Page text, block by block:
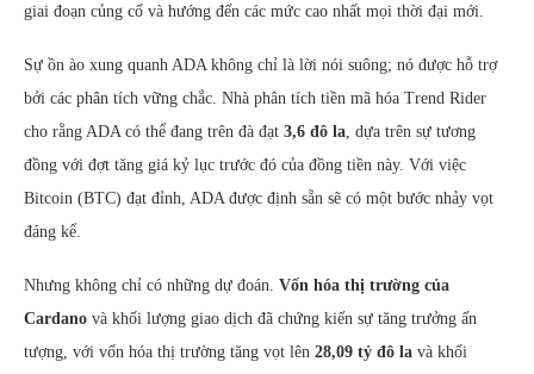
giai đoạn củng cố và hướng đến các mức cao nhất mọi thời đại mới.
Sự ồn ào xung quanh ADA không chỉ là lời nói suông; nó được hỗ trợ
bởi các phân tích vững chắc. Nhà phân tích tiền mã hóa Trend Rider
cho rằng ADA có thể đang trên đà đạt 3,6 đô la , dựa trên sự tương
đồng với đợt tăng giá kỷ lục trước đó của đồng tiền này. Với việc
Bitcoin (BTC) đạt đỉnh, ADA được định sẵn sẽ có một bước nhảy vọt
đáng kể.
Nhưng không chỉ có những dự đoán. Vốn hóa thị trường của
Cardano và khối lượng giao dịch đã chứng kiến sự tăng trưởng ấn
tượng, với vốn hóa thị trường tăng vọt lên 28,09 tỷ đô la và khối